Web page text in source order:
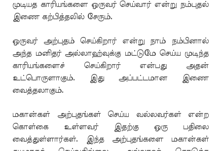
முடியத காரியங்களை ஒருவர் செய்வார் என்று நம்புதல்
இணை கற்பித்தலில் சேரும்.
ஒருவர் அற்புதம் செய்கிறார் என்று நாம் நம்பினால்
அந்த மனிதர் அல்லாஹ்வுக்கு மட்டுமே செய்ய முடிந்த
காரியங்களைச் செய்கிறார் என்பது அதன்
உட்பொருளாகும். இது அப்பட்டமான இணை
வைத்தலாகும்.
மகான்கள் அற்புதங்கள் செய்ய வல்லவர்கள் என்ற
கொள்கை உள்ளவர் இதற்கு ஒரு பதிலை
வைத்துள்ளார்கள். இந்த அற்புதங்களை மகான்கள்